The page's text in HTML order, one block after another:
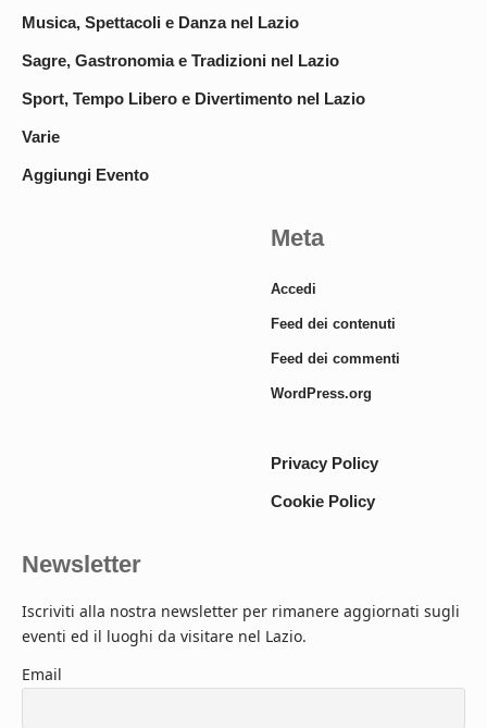
Musica, Spettacoli e Danza nel Lazio
Sagre, Gastronomia e Tradizioni nel Lazio
Sport, Tempo Libero e Divertimento nel Lazio
Varie
Aggiungi Evento
Meta
Accedi
Feed dei contenuti
Feed dei commenti
WordPress.org
Privacy Policy
Cookie Policy
Newsletter
Iscriviti alla nostra newsletter per rimanere aggiornati sugli
eventi ed il luoghi da visitare nel Lazio.
Email